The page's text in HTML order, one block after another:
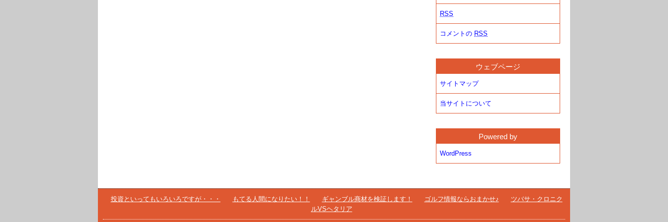
RSS
コメントの RSS
ウェブページ
サイトマップ
当サイトについて
Powered by
WordPress
投資といってもいろいろですが・・・ もてる人間になりたい！！ ギャンブル商材を検証します！ ゴルフ情報ならおまかせ♪
ツバサ・クロニク
ルVSヘタリア